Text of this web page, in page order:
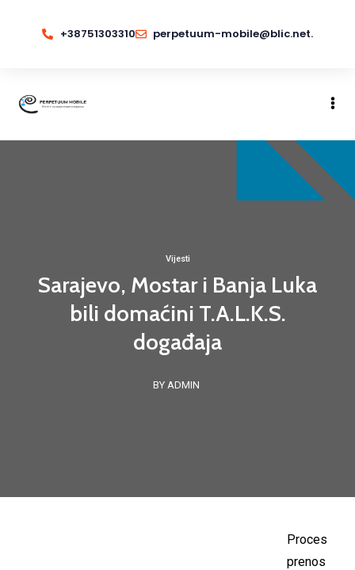
+38751303310 perpetuum-mobile@blic.net.
Vijesti
Sarajevo, Mostar i Banja Luka
bili domaćini T.A.L.K.S.
događaja
BY ADMIN
Proces
prenos